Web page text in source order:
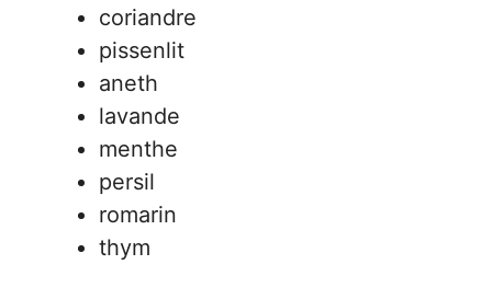
coriandre
pissenlit
aneth
lavande
menthe
persil
romarin
thym